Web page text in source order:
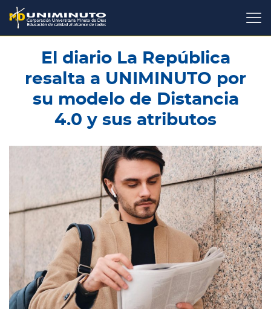
Pasar
contenido
principal
El diario La República
resalta a UNIMINUTO por
su modelo de Distancia
4.0 y sus atributos